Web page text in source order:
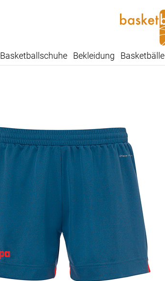
Basketballschuhe Bekleidung Basketbälle